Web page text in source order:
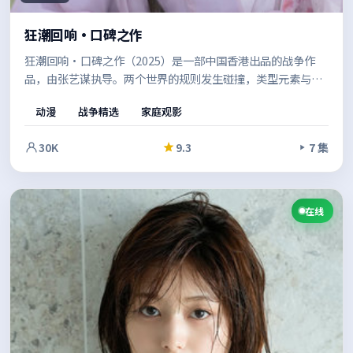
狂潮回响·口碑之作
狂潮回响·口碑之作（2025）是一部中国香港出品的战争作
品，由张艺谋执导。两个世界的规则发生碰撞，类型元素与人
品味的细节埋伏笔。
动漫 战争精选 家庭观影
30K 9.3 7 集
在线